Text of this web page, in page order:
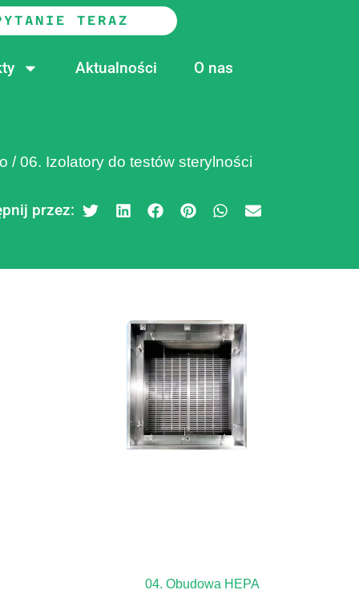
TERAZ
Aktualności O nas
/06. Izolatory do testów sterylności
przez:
04. Obudowa HEPA